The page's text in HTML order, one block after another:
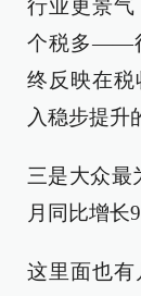
行业更景气
个税多——
终反映在税
入稳步提升
三是大众最
月同比增长
这里面也有